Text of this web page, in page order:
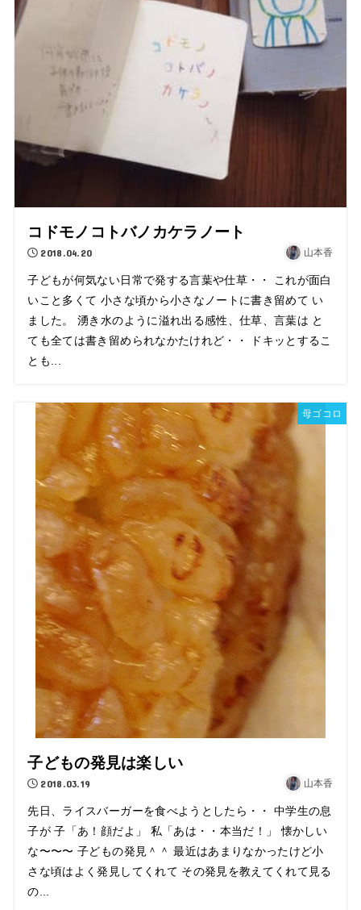
コドモノコトバノカケラノート
2018.04.20 山本香
子どもが何気ない日常で発する言葉や仕草・・ これが面白
いこと多くて 小さな頃から小さなノートに書き留めて い
ました。 湧き水のように溢れ出る感性、仕草、言葉は と
ても全ては書き留められなかたけれど・・ ドキッとするこ
とも...
母ゴコロ
子どもの発見は楽しい
2018.03.19 山本香
先日、ライスバーガーを食べようとしたら・・ 中学生の息
子が 子「あ！顔だよ」 私「あは・・本当だ！」 懐かしい
な〜〜〜 子どもの発見＾＾ 最近はあまりなかったけど小
さな頃はよく発見してくれて その発見を教えてくれて見る
の...